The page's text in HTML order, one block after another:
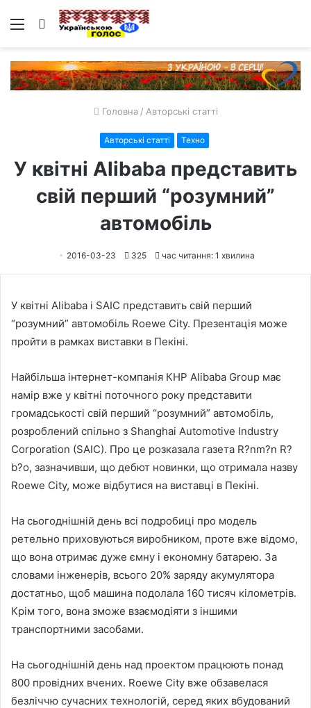
Меню Пошук
Головна / Авторські статті
Авторські статті Техно
У квітні Alibaba представить
свій перший “розумний”
автомобіль
2016-03-23 325 час читання: 1 хвилина
У квітні Alibaba і SAIC представить свій перший
“розумний” автомобіль Roewe City. Презентація може
пройти в рамках виставки в Пекіні.
Найбільша інтернет-компанія КНР Alibaba Group має
намір вже у квітні поточного року представити
громадськості свій перший “розумний” автомобіль,
розроблений спільно з Shanghai Automotive Industry
Corporation (SAIC). Про це розказала газета R?nm?n R?
b?o, зазначивши, що дебют новинки, що отримала назву
Roewe City, може відбутися на виставці в Пекіні.
На сьогоднішній день всі подробиці про модель
ретельно приховуються виробником, проте вже відомо,
що вона отримає дуже ємну і економну батарею. За
словами інженерів, всього 20% заряду акумулятора
достатньо, щоб машина подолала 160 тисяч кілометрів.
Крім того, вона зможе взаємодіяти з іншими
транспортними засобами.
На сьогоднішній день над проектом працюють понад
800 провідних вчених. Roewe City вже обзавелася
безліччю сучасних технологій, серед яких вбудований